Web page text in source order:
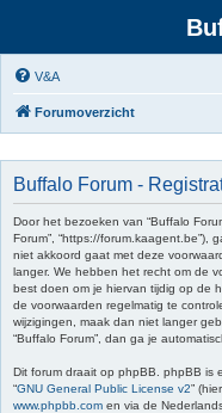
V&A
Forumoverzicht
Buffalo Forum -
Door het bezoeken van “Buffalo
Forum”, “https://forum.kaagent.be”),
niet akkoord gaat met deze
langer. We hebben het recht om de
best doen om je hiervan tijdig op de
de voorwaarden regelmatig te
wijzigingen, maak dan niet langer
“Buffalo Forum”, dan ga je
Dit forum draait op phpBB. phpBB is
“GNU General Public License v2”
www.phpbb.com en via de